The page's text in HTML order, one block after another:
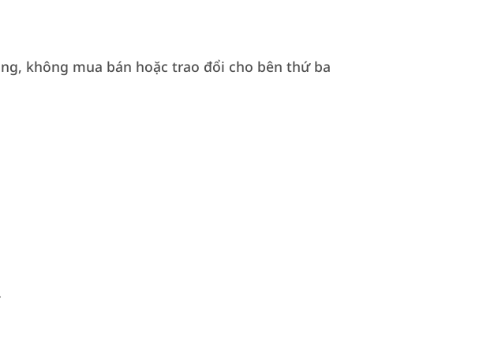
không mua bán hoặc trao đổi cho bên thứ ba